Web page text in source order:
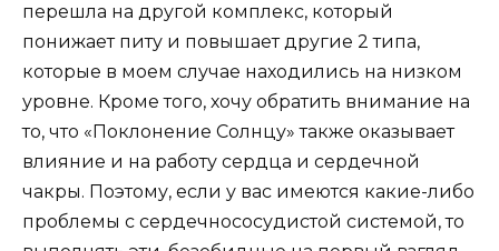
перешла на другой комплекс, который
понижает питу и повышает другие 2 типа,
которые в моем случае находились на низком
уровне. Кроме того, хочу обратить внимание на
то, что «Поклонение Солнцу» также оказывает
влияние и на работу сердца и сердечной
чакры. Поэтому, если у вас имеются какие-либо
проблемы с сердечнососудистой системой, то